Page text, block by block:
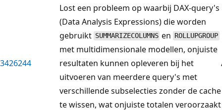
3426244
Lost een probleem op waarbij DAX-query's
(Data Analysis Expressions) die worden
gebruikt SUMMARIZECOLUMNS en ROLLUPGROUP
met multidimensionale modellen, onjuiste
resultaten kunnen opleveren bij het
uitvoeren van meerdere query's met
verschillende subselecties zonder de cache
te wissen, wat onjuiste totalen veroorzaakt